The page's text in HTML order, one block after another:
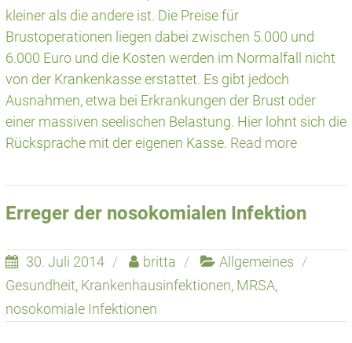
kleiner als die andere ist. Die Preise für
Brustoperationen liegen dabei zwischen 5.000 und
6.000 Euro und die Kosten werden im Normalfall nicht
von der Krankenkasse erstattet. Es gibt jedoch
Ausnahmen, etwa bei Erkrankungen der Brust oder
einer massiven seelischen Belastung. Hier lohnt sich die
Rücksprache mit der eigenen Kasse. Read more
Erreger der nosokomialen Infektion
30. Juli 2014 britta
Allgemeines
Gesundheit, Krankenhausinfektionen, MRSA,
nosokomiale Infektionen